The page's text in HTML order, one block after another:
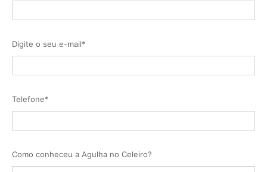
Digite o seu e-mail*
Telefone*
Como conheceu a Agulha no Celeiro?